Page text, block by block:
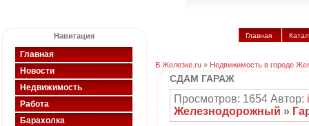
Навигация
Главная
Новости
Недвижимость
Работа
Барахолка
Главная
В Железке.ru » Недвижимость в городе
СДАМ ГАРАЖ
Просмотров: 1654 Автор:
Железнодорожный »